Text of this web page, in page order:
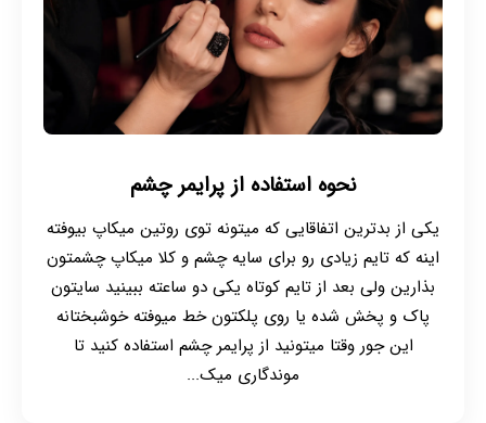
نحوه استفاده از پرایمر چشم
یکی از بدترین اتفاقایی که میتونه توی روتین میکاپ بیوفته
اینه که تایم زیادی رو برای سایه چشم و کلا میکاپ چشمتون
بذارین ولی بعد از تایم کوتاه یکی دو ساعته ببینید سایتون
پاک و پخش شده یا روی پلکتون خط میوفته خوشبختانه
این جور وقتا میتونید از پرایمر چشم استفاده کنید تا
موندگاری میک...